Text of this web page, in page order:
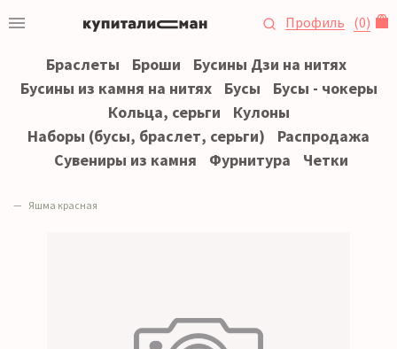
Профиль (0)
Браслеты Броши
Бусины Дзи на нитях
Бусины из камня на нитях
Бусы
Бусы - чокеры
Кольца, серьги
Кулоны
Наборы (бусы, браслет, серьги)
Распродажа
Сувениры из камня
Фурнитура Четки
Яшма красная